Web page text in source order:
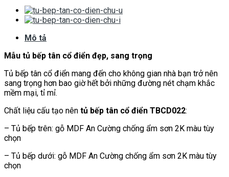
Mô tả
Mẫu tủ bếp tân cổ điển đẹp, sang trọng
Tủ bếp tân cổ điển mang đến cho không gian nhà bạn trở nên
sang trọng hơn bao giờ hết bởi những đường nét chạm khắc
mềm mại, tỉ mỉ.
Chất liệu cấu tạo nên tủ bếp tân cổ điển TBCD022:
– Tủ bếp trên: gỗ MDF An Cường chống ẩm sơn 2K màu tùy
chọn
– Tủ bếp dưới: gỗ MDF An Cường chống ẩm sơn 2K màu tùy
chọn